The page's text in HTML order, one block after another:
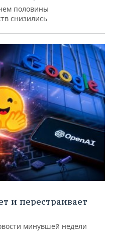
половины
снизились
и перестраивает
минувшей недели